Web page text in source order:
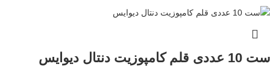
ست 10 عددی قلم کامپوزیت دنتال دیوایس